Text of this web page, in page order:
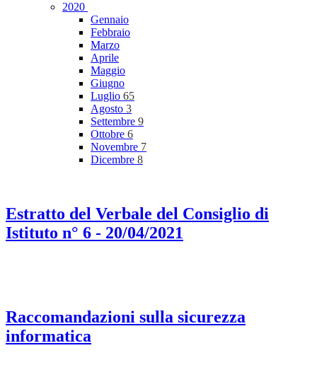
2020
Gennaio
Febbraio
Marzo
Aprile
Maggio
Giugno
Luglio 65
Agosto 3
Settembre 9
Ottobre 6
Novembre 7
Dicembre 8
Estratto del Verbale del Consiglio di
Istituto n° 6 - 20/04/2021
Raccomandazioni sulla sicurezza
informatica